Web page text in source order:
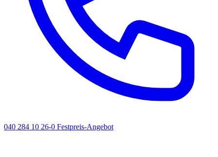
040 284 10 26-0 Festpreis-Angebot